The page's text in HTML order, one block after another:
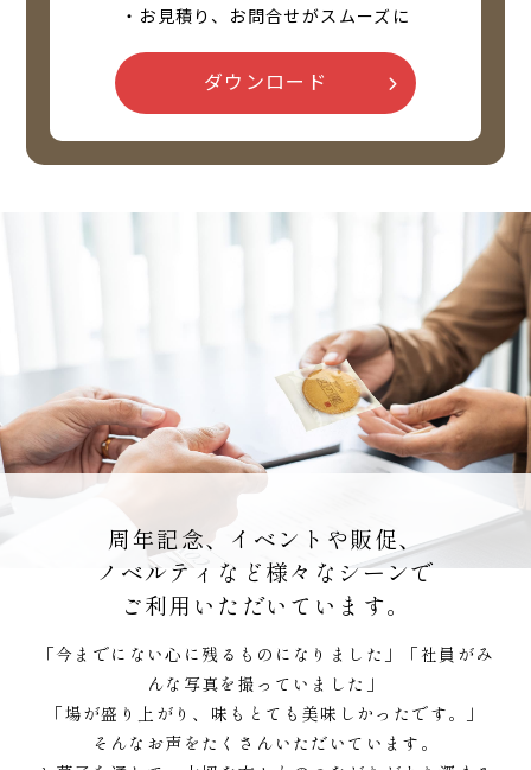
・お見積り、お問合せがスムーズに
ダウンロード
周年記念、イベントや販促、
ノベルティなど様々なシーンで
ご利用いただいています。
「今までにない心に残るものになりました」「社員がみ
んな写真を撮っていました」
「場が盛り上がり、味もとても美味しかったです。」
そんなお声をたくさんいただいています。